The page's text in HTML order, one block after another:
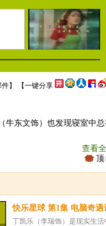
件】 【一键分享
牛东文饰）也发现寝室中
查看
顶/
快乐星球 第1集 电脑奇遇
丁凯乐（李瑞饰）是现实生活